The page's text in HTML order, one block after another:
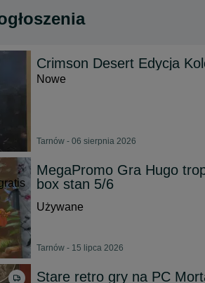
Crimson Desert Edycja
Nowe
Tarnów - 06 sierpnia 2026
MegaPromo Gra Hugo
box stan 5/6
Używane
Tarnów - 15 lipca 2026
Stare retro gry na PC